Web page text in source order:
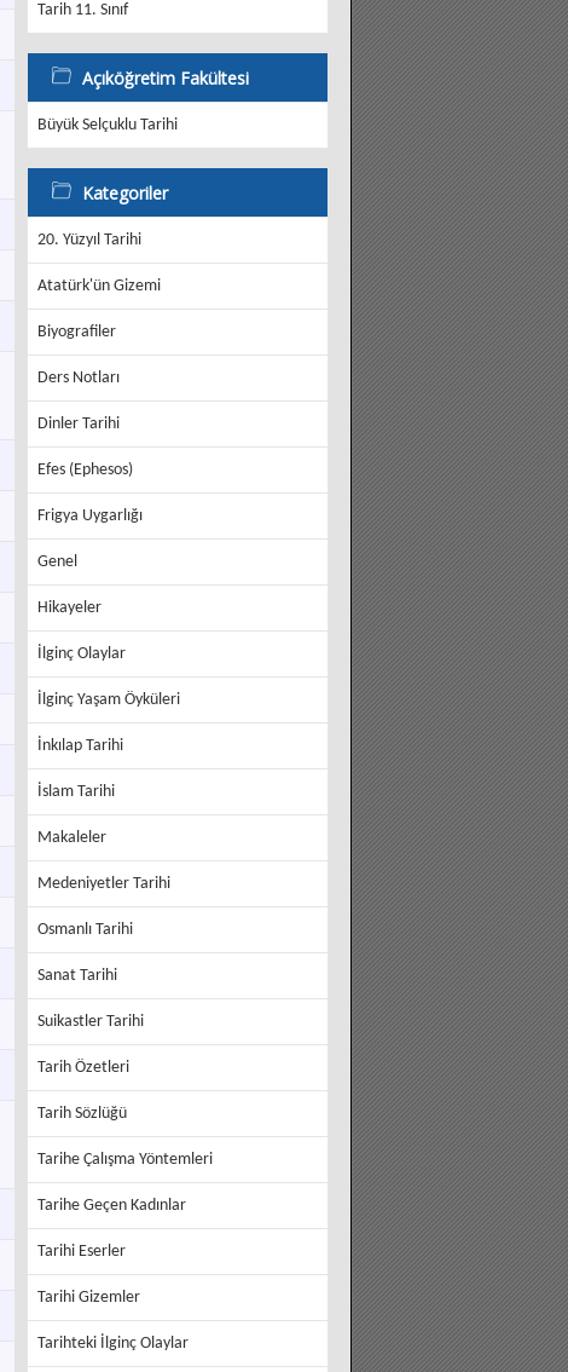
Tarih 11. Sınıf
Açıköğretim Fakültesi
Büyük Selçuklu Tarihi
Kategoriler
20. Yüzyıl Tarihi
Atatürk'ün Gizemi
Biyografiler
Ders Notları
Dinler Tarihi
Efes (Ephesos)
Frigya Uygarlığı
Genel
Hikayeler
İlginç Olaylar
İlginç Yaşam Öyküleri
İnkılap Tarihi
İslam Tarihi
Makaleler
Medeniyetler Tarihi
Osmanlı Tarihi
Sanat Tarihi
Suikastler Tarihi
Tarih Özetleri
Tarih Sözlüğü
Tarihe Çalışma Yöntemleri
Tarihe Geçen Kadınlar
Tarihi Eserler
Tarihi Gizemler
Tarihteki İlginç Olaylar